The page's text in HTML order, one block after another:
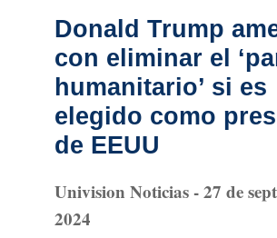
Donald Trump
con eliminar el
humanitario’ si es
elegido como
de EEUU
Univision Noticias - 27 de
2024